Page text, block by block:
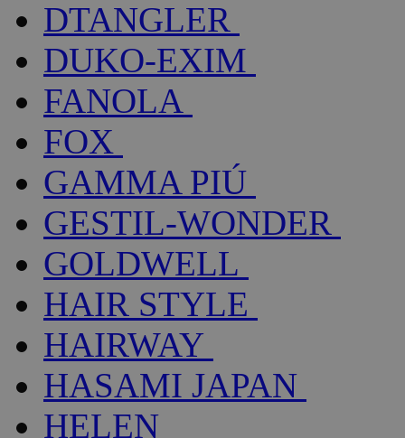
DTANGLER
DUKO-EXIM
FANOLA
FOX
GAMMA PIÚ
GESTIL-WONDER
GOLDWELL
HAIR STYLE
HAIRWAY
HASAMI JAPAN
HELEN